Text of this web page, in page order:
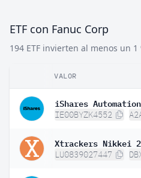
ETF con Fanuc Corp
194 ETF invierten al menos un 1
VALOR
IE00BYZK4552
Xtrackers Nikkei
LU0839027447